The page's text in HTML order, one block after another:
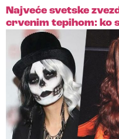
Najveće svetske
crvenim tepihom: ko